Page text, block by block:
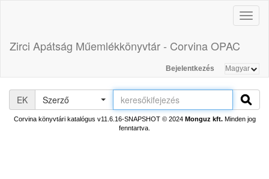
Zirci Apátság Műemlékkönyvtár - Corvina OPAC
Bejelentkezés
EK Szerző
Corvina könyvtári katalógus v11.6.16-SNAPSHOT© 2024 Monguz kft.Minden jog
fenntartva.